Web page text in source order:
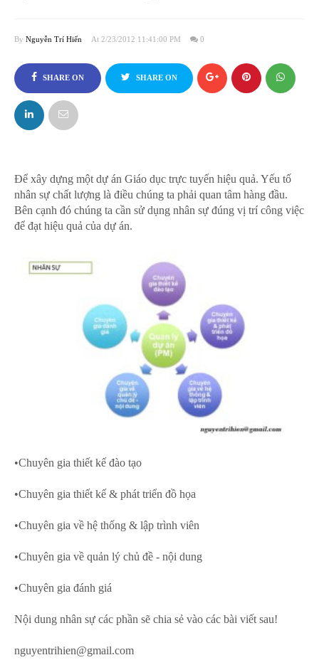
By Nguyễn Trí Hiển At 2/23/2012 11:41:00 PM 0
SHARE ON
FACEBOOK
SHARE ON
Để xây dựng một dự án Giáo dục trực tuyến hiệu quả. Yếu tố
nhân sự chất lượng là điều chúng ta phải quan tâm hàng đầu.
Bên cạnh đó chúng ta cần sử dụng nhân sự đúng vị trí công việc
để đạt hiệu quả của dự án.
•Chuyên gia thiết kế đào tạo
•Chuyên gia thiết kế & phát triển đồ họa
•Chuyên gia về hệ thống & lập trình viên
•Chuyên gia về quản lý chủ đề - nội dung
•Chuyên gia đánh giá
Nội dung nhân sự các phần sẽ chia sẻ vào các bài viết sau!
nguyentrihien@gmail.com